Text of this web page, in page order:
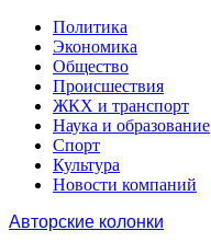
Политика
Экономика
Общество
Происшествия
ЖКХ и транспорт
Наука и образование
Спорт
Культура
Новости компаний
Авторские колонки